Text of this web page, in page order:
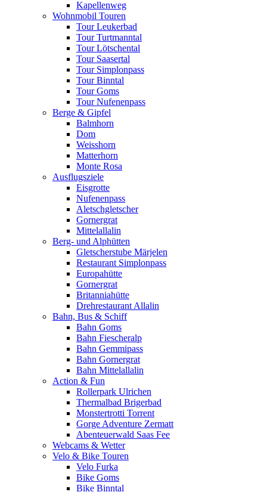
Kapellenweg
Wohnmobil Touren
Tour Leukerbad
Tour Turtmanntal
Tour Lötschental
Tour Saasertal
Tour Simplonpass
Tour Binntal
Tour Goms
Tour Nufenenpass
Berge & Gipfel
Balmhorn
Dom
Weisshorn
Matterhorn
Monte Rosa
Ausflugsziele
Eisgrotte
Nufenenpass
Aletschgletscher
Gornergrat
Mittelallalin
Berg- und Alphütten
Gletscherstube Märjelen
Restaurant Simplonpass
Europahütte
Gornergrat
Britanniahütte
Drehrestaurant Allalin
Bahn, Bus & Schiff
Bahn Goms
Bahn Fiescheralp
Bahn Gemmipass
Bahn Gornergrat
Bahn Mittelallalin
Action & Fun
Rollerpark Ulrichen
Thermalbad Brigerbad
Monstertrotti Torrent
Gorge Adventure Zermatt
Abenteuerwald Saas Fee
Webcams & Wetter
Velo & Bike Touren
Velo Furka
Bike Goms
Bike Binntal